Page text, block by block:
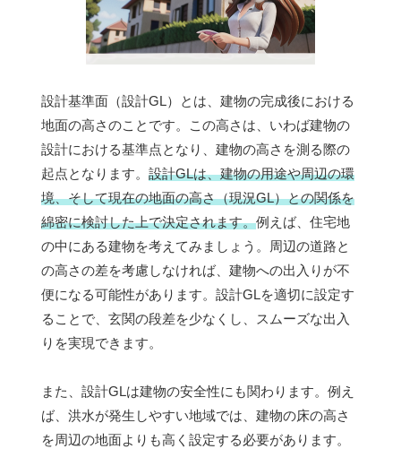
設計基準面（設計GL）とは、建物の完成後における
地面の高さのことです。この高さは、いわば建物の
設計における基準点となり、建物の高さを測る際の
起点となります。 設計GLは、建物の用途や周辺の環
境、そして現在の地面の高さ（現況GL）との関係を
綿密に検討した上で決定されます。例えば、住宅地
の中にある建物を考えてみましょう。周辺の道路と
の高さの差を考慮しなければ、建物への出入りが不
便になる可能性があります。設計GLを適切に設定す
ることで、玄関の段差を少なくし、スムーズな出入
りを実現できます。
また、設計GLは建物の安全性にも関わります。例え
ば、洪水が発生しやすい地域では、建物の床の高さ
を周辺の地面よりも高く設定する必要があります。